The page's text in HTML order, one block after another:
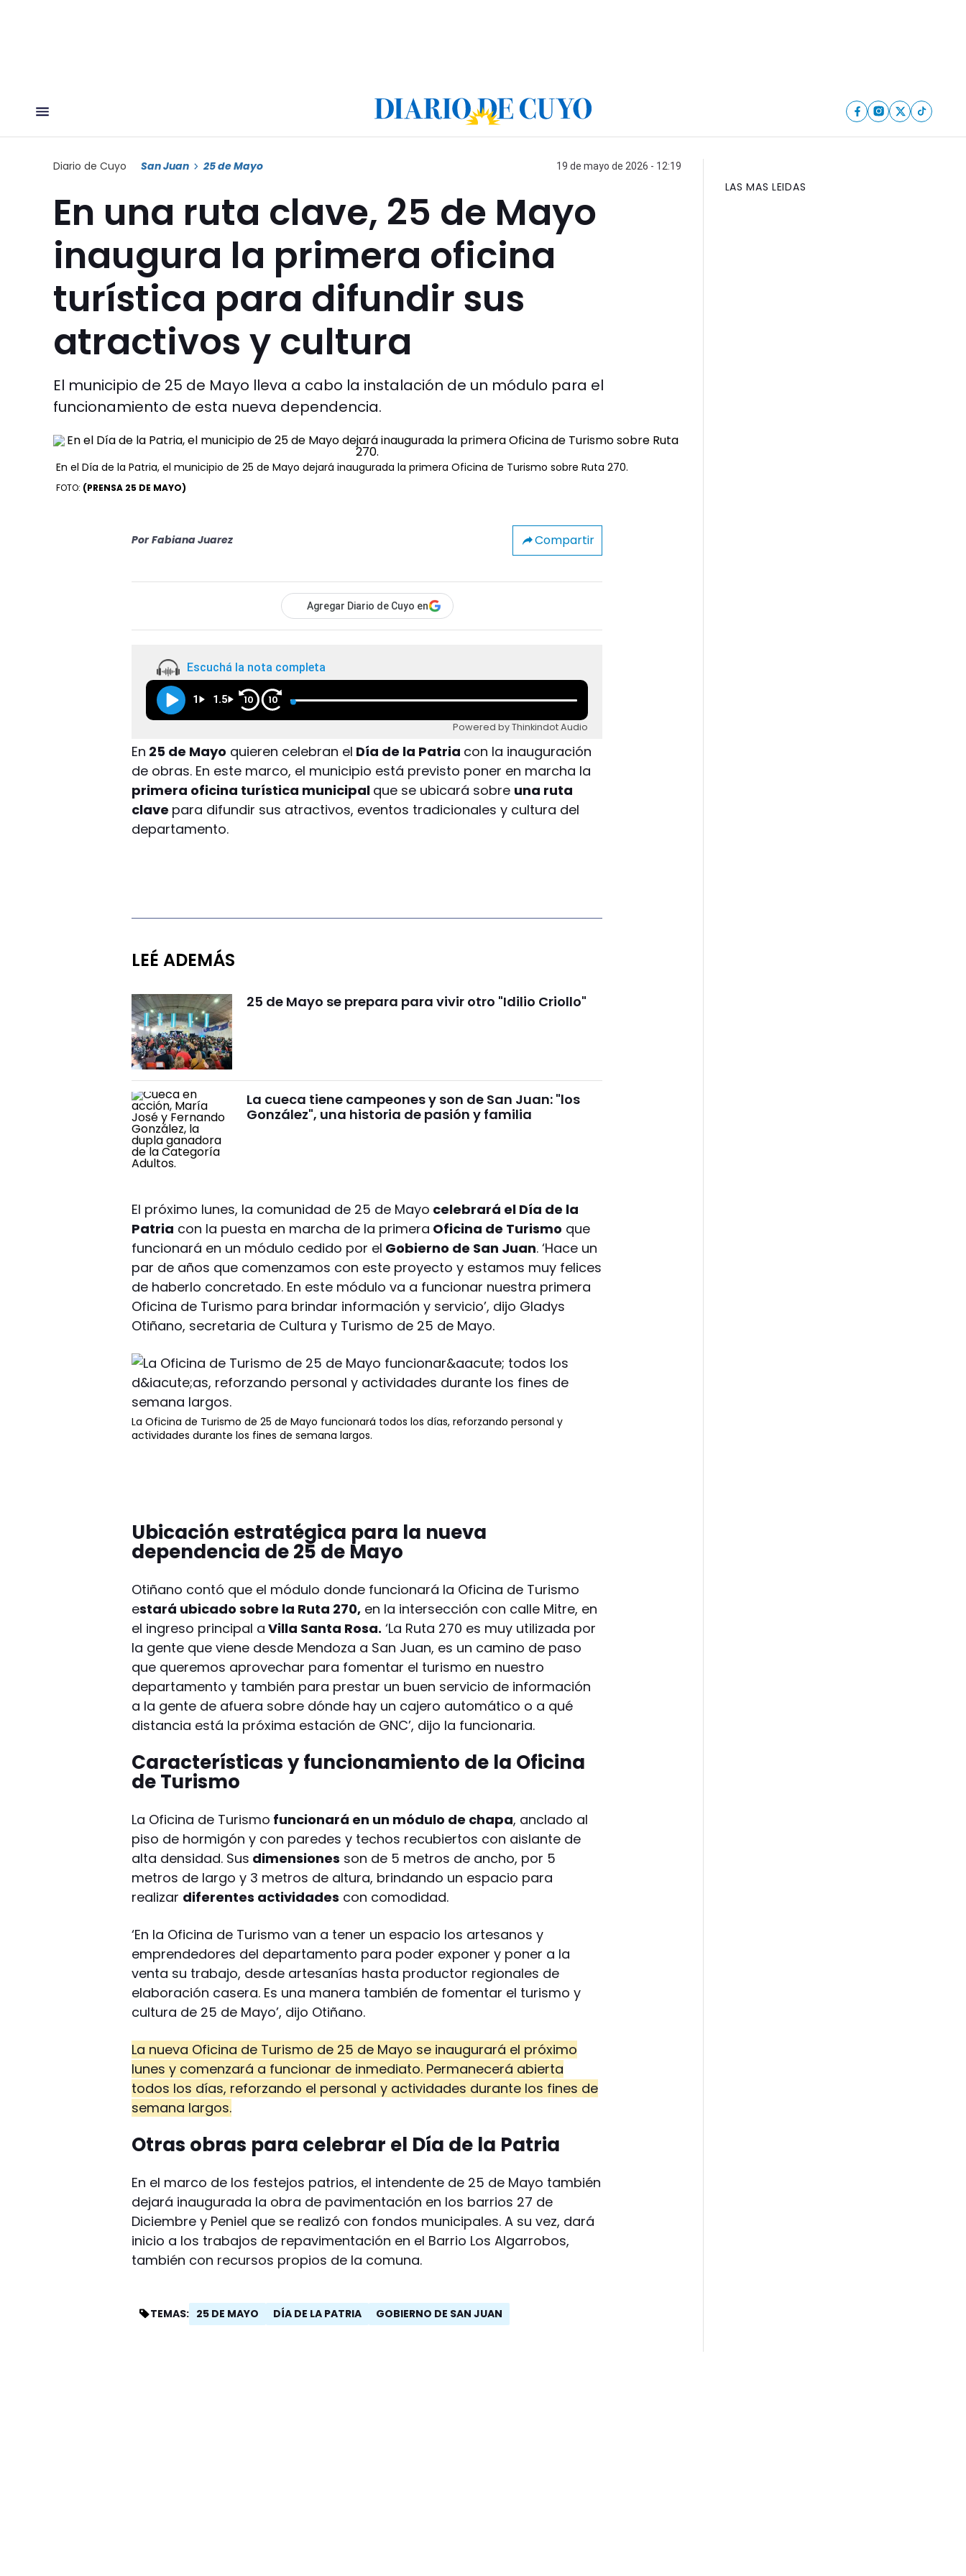
Diario de Cuyo San Juan 25 de Mayo 19 de mayo de 2026 - 12:19
En una ruta clave, 25 de Mayo
inaugura la primera oficina
turística para difundir sus
atractivos y cultura
El municipio de 25 de Mayo lleva a cabo la instalación de un módulo para el
funcionamiento de esta nueva dependencia.
En el Día de la Patria, el municipio de 25 de Mayo dejará inaugurada la primera Oficina de Turismo sobre Ruta 270.
FOTO: (PRENSA 25 DE MAYO)
Por Fabiana Juarez Compartir
Agregar Diario de Cuyo en
Escuchá la nota completa
1 1.5 10 10
Powered by Thinkindot Audio
En 25 de Mayo quieren celebran el Día de la Patria con la inauguración
de obras. En este marco, el municipio está previsto poner en marcha la
primera oficina turística municipal que se ubicará sobre una ruta
clave para difundir sus atractivos, eventos tradicionales y cultura del
departamento.
LEÉ ADEMÁS
25 de Mayo se prepara para vivir otro "Idilio Criollo"
La cueca tiene campeones y son de San Juan: "los
González", una historia de pasión y familia
El próximo lunes, la comunidad de 25 de Mayo celebrará el Día de la
Patria con la puesta en marcha de la primera Oficina de Turismo que
funcionará en un módulo cedido por el Gobierno de San Juan. ‘Hace un
par de años que comenzamos con este proyecto y estamos muy felices
de haberlo concretado. En este módulo va a funcionar nuestra primera
Oficina de Turismo para brindar información y servicio’, dijo Gladys
Otiñano, secretaria de Cultura y Turismo de 25 de Mayo.
La Oficina de Turismo de 25 de Mayo funcionará todos los días, reforzando personal y
actividades durante los fines de semana largos.
Ubicación estratégica para la nueva
dependencia de 25 de Mayo
Otiñano contó que el módulo donde funcionará la Oficina de Turismo
estará ubicado sobre la Ruta 270, en la intersección con calle Mitre, en
el ingreso principal a Villa Santa Rosa. ‘La Ruta 270 es muy utilizada por
la gente que viene desde Mendoza a San Juan, es un camino de paso
que queremos aprovechar para fomentar el turismo en nuestro
departamento y también para prestar un buen servicio de información
a la gente de afuera sobre dónde hay un cajero automático o a qué
distancia está la próxima estación de GNC’, dijo la funcionaria.
Características y funcionamiento de la Oficina
de Turismo
La Oficina de Turismo funcionará en un módulo de chapa, anclado al
piso de hormigón y con paredes y techos recubiertos con aislante de
alta densidad. Sus dimensiones son de 5 metros de ancho, por 5
metros de largo y 3 metros de altura, brindando un espacio para
realizar diferentes actividades con comodidad.
‘En la Oficina de Turismo van a tener un espacio los artesanos y
emprendedores del departamento para poder exponer y poner a la
venta su trabajo, desde artesanías hasta productor regionales de
elaboración casera. Es una manera también de fomentar el turismo y
cultura de 25 de Mayo’, dijo Otiñano.
La nueva Oficina de Turismo de 25 de Mayo se inaugurará el próximo
lunes y comenzará a funcionar de inmediato. Permanecerá abierta
todos los días, reforzando el personal y actividades durante los fines de
semana largos.
Otras obras para celebrar el Día de la Patria
En el marco de los festejos patrios, el intendente de 25 de Mayo también
dejará inaugurada la obra de pavimentación en los barrios 27 de
Diciembre y Peniel que se realizó con fondos municipales. A su vez, dará
inicio a los trabajos de repavimentación en el Barrio Los Algarrobos,
también con recursos propios de la comuna.
TEMAS: 25 DE MAYO DÍA DE LA PATRIA GOBIERNO DE SAN JUAN
LAS MAS LEIDAS